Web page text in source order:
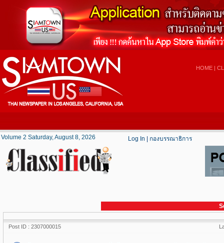
HOME |
Volume 2 Saturday, August 8, 2026 Log In กองบรรณาธิการ
Post ID : 2307000015